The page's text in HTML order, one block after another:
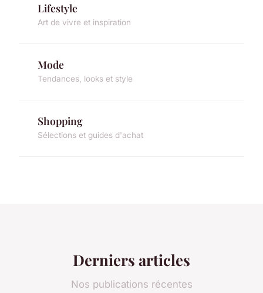
Lifestyle
Art de vivre et inspiration
Mode
Tendances, looks et style
Shopping
Sélections et guides d'achat
Derniers articles
Nos publications récentes